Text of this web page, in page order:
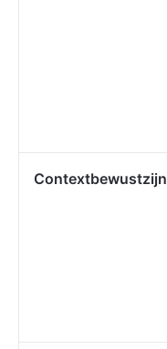
Contextbewustzijn